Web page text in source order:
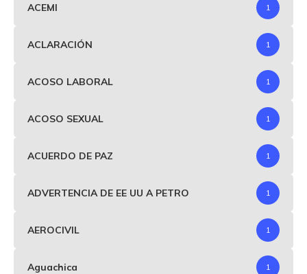
ACEMI 1
ACLARACIÓN 1
ACOSO LABORAL 1
ACOSO SEXUAL 1
ACUERDO DE PAZ 1
ADVERTENCIA DE EE UU A PETRO 1
AEROCIVIL 1
Aguachica 1